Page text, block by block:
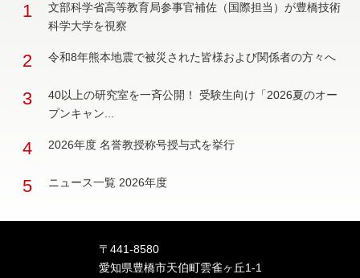
1
文部科学省高等教育局参事官補佐（国際担当）が豊橋技術
科学大学を視察
2 令和8年熊本地震で被災された皆様および関係者の方々へ
3
40以上の研究室を一斉公開！ 受験生向け「2026夏のオー
プンキャン...
4 2026年度 名誉教授称号授与式を挙行
5 ニュース一覧 2026年度
〒441-8580
愛知県豊橋市天伯町雲雀ヶ丘1-1